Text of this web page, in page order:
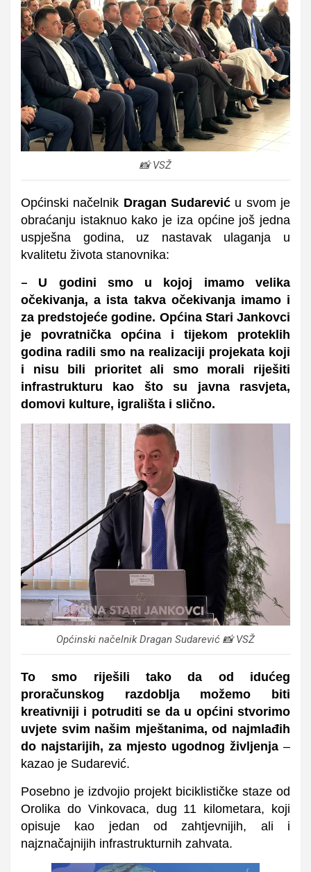
📸 VSŽ
Općinski načelnik Dragan Sudarević u svom je
obraćanju istaknuo kako je iza općine još jedna
uspješna godina, uz nastavak ulaganja u
kvalitetu života stanovnika:
– U godini smo u kojoj imamo velika
očekivanja, a ista takva očekivanja imamo i
za predstojeće godine. Općina Stari Jankovci
je povratnička općina i tijekom proteklih
godina radili smo na realizaciji projekata koji
i nisu bili prioritet ali smo morali riješiti
infrastrukturu kao što su javna rasvjeta,
domovi kulture, igrališta i slično.
Općinski načelnik Dragan Sudarević 📸 VSŽ
To smo riješili tako da od idućeg
proračunskog razdoblja možemo biti
kreativniji i potruditi se da u općini stvorimo
uvjete svim našim mještanima, od najmlađih
do najstarijih, za mjesto ugodnog življenja –
kazao je Sudarević.
Posebno je izdvojio projekt biciklističke staze od
Orolika do Vinkovaca, dug 11 kilometara, koji
opisuje kao jedan od zahtjevnijih, ali i
najznačajnijih infrastrukturnih zahvata.